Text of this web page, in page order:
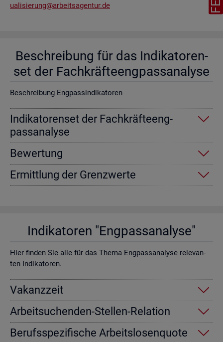
uali​sier​ung@​arb​eits​agen​tur.​de
Be­schrei­bung für das In­di­ka­to­ren­
set der Fach­kräf­te­eng­pass­ana­ly­se
Be­schrei­bung Eng­pas­sin­di­ka­to­ren
In­di­ka­to­ren­set der Fach­kräf­te­eng­
pass­ana­ly­se
Be­wer­tung
Er­mitt­lung der Grenz­wer­te
In­di­ka­to­ren "Eng­pass­ana­ly­se"
Hier fin­den Sie alle für das Thema Eng­pass­ana­ly­se re­le­van­
ten In­di­ka­to­ren.
Va­kanz­zeit
Ar­beit­su­chen­den-Stel­len-Re­la­ti­on
Be­rufs­spe­zi­fi­sche Ar­beits­lo­sen­quo­te